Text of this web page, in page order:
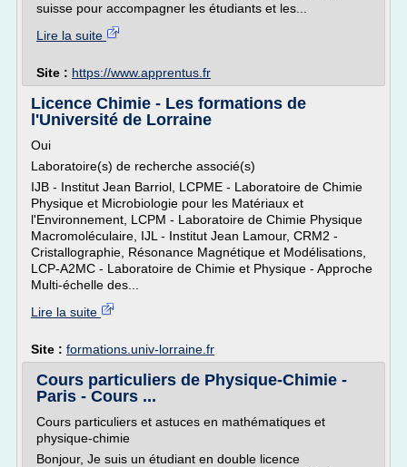
suisse pour accompagner les étudiants et les...
Lire la suite
Site : https://www.apprentus.fr
Licence Chimie - Les formations de
l'Université de Lorraine
Oui
Laboratoire(s) de recherche associé(s)
IJB - Institut Jean Barriol, LCPME - Laboratoire de Chimie
Physique et Microbiologie pour les Matériaux et
l'Environnement, LCPM - Laboratoire de Chimie Physique
Macromoléculaire, IJL - Institut Jean Lamour, CRM2 -
Cristallographie, Résonance Magnétique et Modélisations,
LCP-A2MC - Laboratoire de Chimie et Physique - Approche
Multi-échelle des...
Lire la suite
Site : formations.univ-lorraine.fr
Cours particuliers de Physique-Chimie -
Paris - Cours ...
Cours particuliers et astuces en mathématiques et
physique-chimie
Bonjour, Je suis un étudiant en double licence